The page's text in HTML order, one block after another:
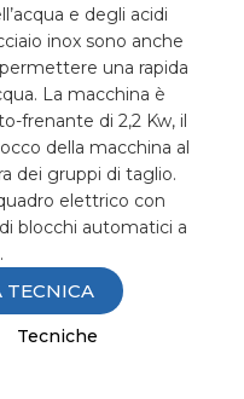
e degli acidi
inox sono anche
una rapida
La macchina è
frenante di 2,2 Kw, il
della macchina al
dei gruppi di taglio.
elettrico con
blocchi automatici a
TECNICA
Tecniche